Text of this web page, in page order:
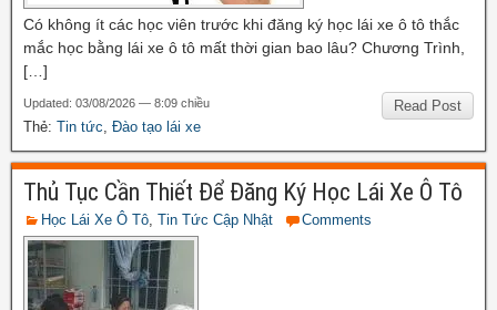
Có không ít các học viên trước khi đăng ký học lái xe ô tô thắc
mắc học bằng lái xe ô tô mất thời gian bao lâu? Chương Trình,
[…]
Read Post
Updated: 03/08/2026 — 8:09 chiều
Thẻ: Tin tức Đào tạo lái xe
Thủ Tục Cần Thiết Để Đăng Ký Học Lái Xe Ô Tô
Học Lái Xe Ô Tô Tin Tức Cập Nhật Comments